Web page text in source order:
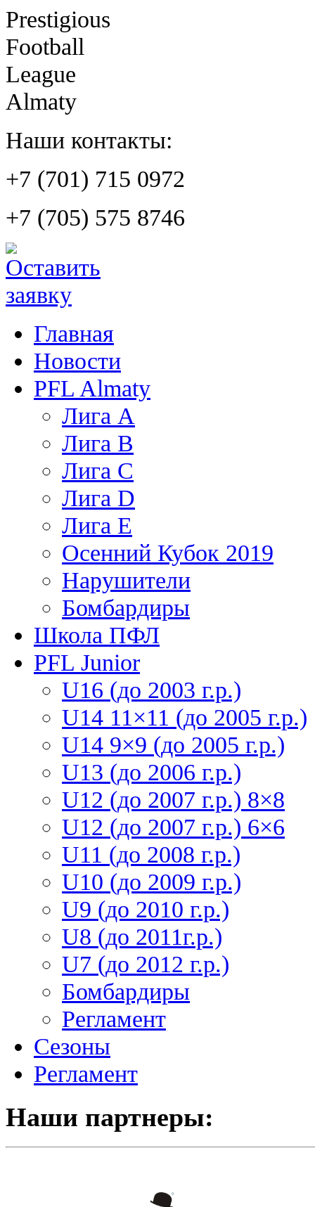
Prestigious
Football
League
Almaty
Наши контакты:
+7 (701) 715 0972
+7 (705) 575 8746
Главная
Новости
PFL Almaty
Лига A
Лига В
Лига С
Лига D
Лига Е
Осенний Кубок 2019
Нарушители
Бомбардиры
Школа ПФЛ
PFL Junior
U16 (до 2003 г.р.)
U14 11×11 (до 2005 г.р.)
U14 9×9 (до 2005 г.р.)
U13 (до 2006 г.р.)
U12 (до 2007 г.р.) 8×8
U12 (до 2007 г.р.) 6×6
U11 (до 2008 г.р.)
U10 (до 2009 г.р.)
U9 (до 2010 г.р.)
U8 (до 2011г.р.)
U7 (до 2012 г.р.)
Бомбардиры
Регламент
Сезоны
Регламент
Наши партнеры: